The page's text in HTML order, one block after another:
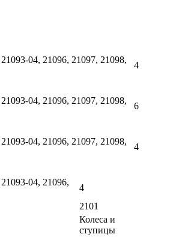
04, 21096, 21097, 21098,
4
04, 21096, 21097, 21098,
6
04, 21096, 21097, 21098,
4
04, 21096,
4
2101
Колеса и
ступицы